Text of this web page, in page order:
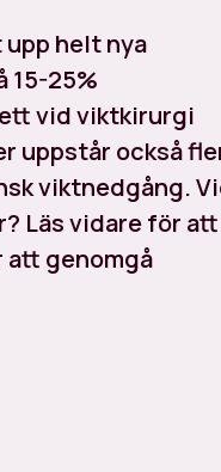
upp helt nya
25%
vid viktkirurgi
uppstår också
viktnedgång.
Läs vidare för att
att genomgå